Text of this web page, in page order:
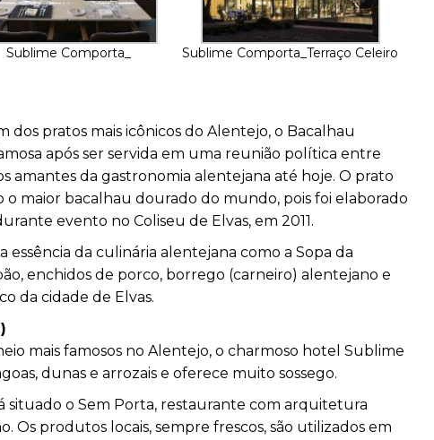
Sublime Comporta_ Sublime Comporta_Terraço Celeiro
pratos mais icônicos do Alentejo, o Bacalhau
após ser servida em uma reunião política entre
amantes da gastronomia alentejana até hoje. O prato
maior bacalhau dourado do mundo, pois foi elaborado
evento no Coliseu de Elvas, em 2011.
da culinária alentejana como a Sopa da
enchidos de porco, borrego (carneiro) alentejano e
da cidade de Elvas.
mais famosos no Alentejo, o charmoso hotel Sublime
dunas e arrozais e oferece muito sossego.
situado o Sem Porta, restaurante com arquitetura
Os produtos locais, sempre frescos, são utilizados em